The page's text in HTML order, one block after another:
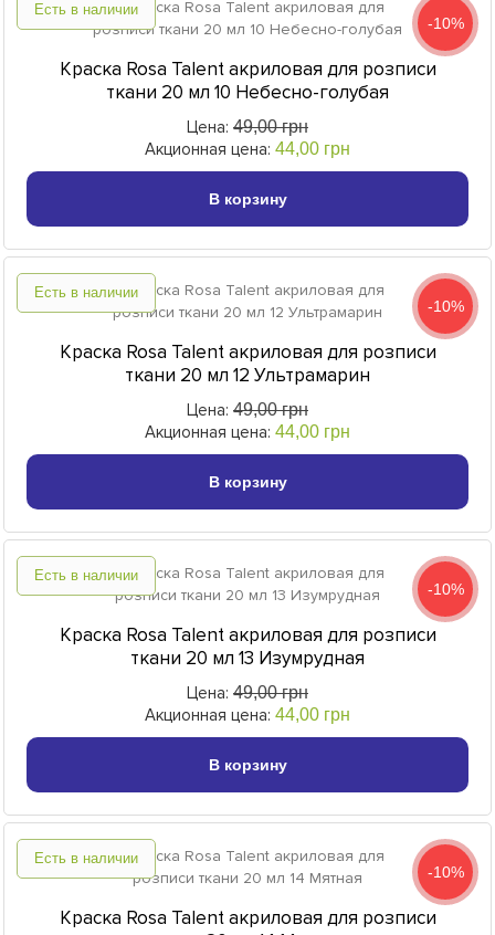
Есть в наличии
-10%
Краска Rosa Talent акриловая для розписи
ткани 20 мл 10 Небесно-голубая
Цена: 49,00 грн
Акционная цена: 44,00 грн
В корзину
Есть в наличии
-10%
Краска Rosa Talent акриловая для розписи
ткани 20 мл 12 Ультрамарин
Цена: 49,00 грн
Акционная цена: 44,00 грн
В корзину
Есть в наличии
-10%
Краска Rosa Talent акриловая для розписи
ткани 20 мл 13 Изумрудная
Цена: 49,00 грн
Акционная цена: 44,00 грн
В корзину
Есть в наличии
-10%
Краска Rosa Talent акриловая для розписи